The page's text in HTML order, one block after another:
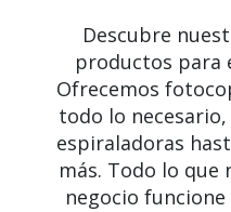
Descubre
productos para
Ofrecemos
todo lo
espiraladoras
más. Todo lo que
negocio